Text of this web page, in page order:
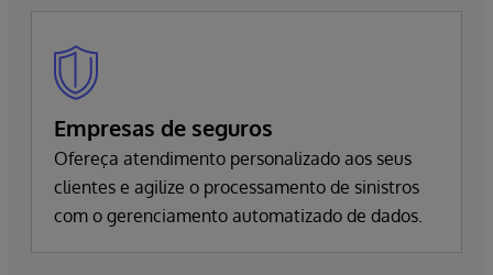
Empresas de seguros
Ofereça atendimento personalizado aos seus
clientes e agilize o processamento de sinistros
com o gerenciamento automatizado de dados.